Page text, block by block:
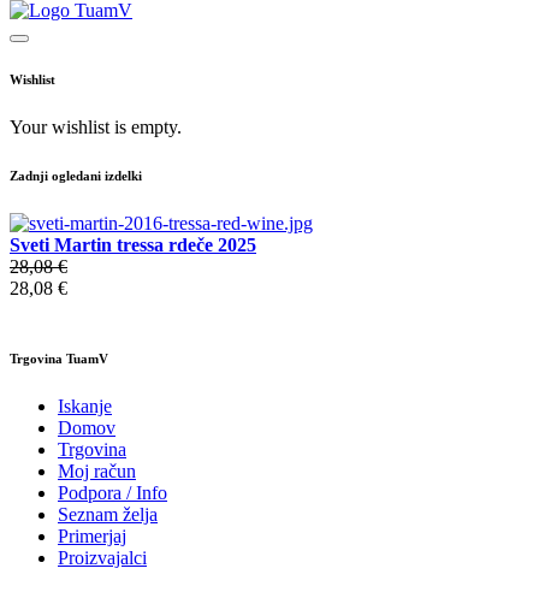
Wishlist
Your wishlist is empty.
Zadnji ogledani izdelki
Sveti Martin tressa rdeče 2025
28,08 €
28,08 €
Trgovina TuamV
Iskanje
Domov
Trgovina
Moj račun
Podpora / Info
Seznam želja
Primerjaj
Proizvajalci